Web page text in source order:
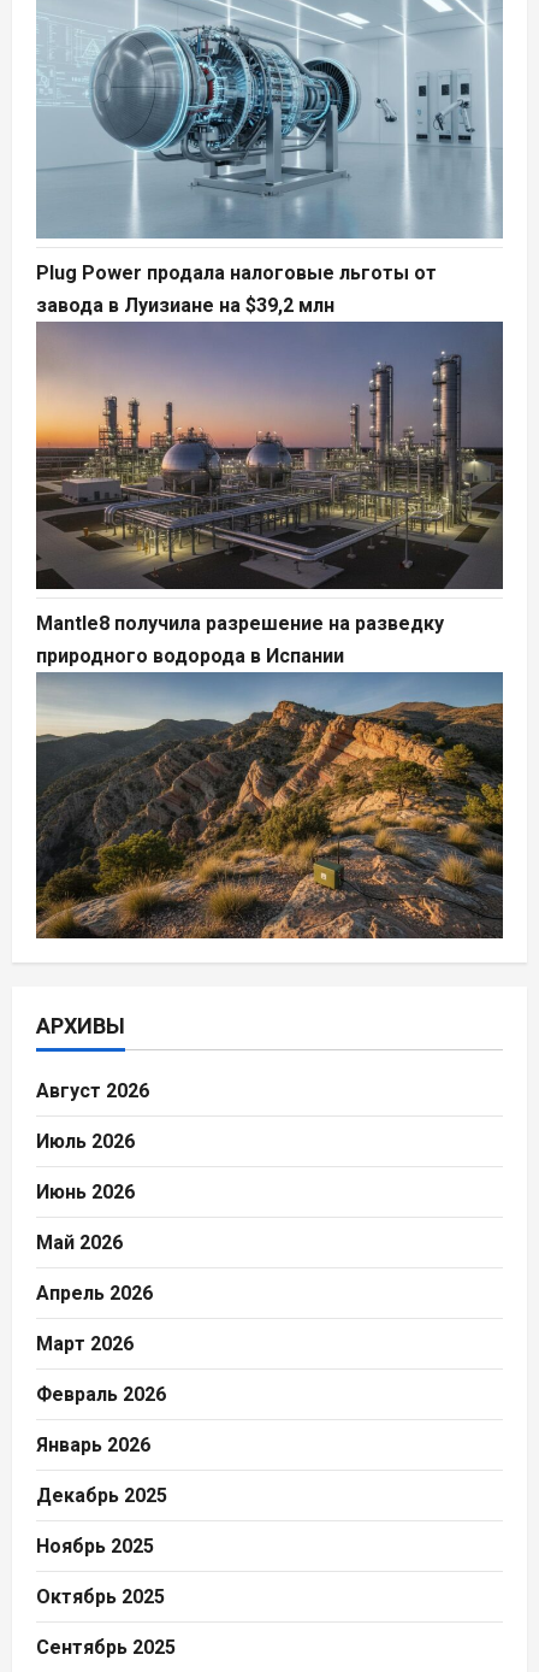
Plug Power продала налоговые льготы от
завода в Луизиане на $39,2 млн
Mantle8 получила разрешение на разведку
природного водорода в Испании
АРХИВЫ
Август 2026
Июль 2026
Июнь 2026
Май 2026
Апрель 2026
Март 2026
Февраль 2026
Январь 2026
Декабрь 2025
Ноябрь 2025
Октябрь 2025
Сентябрь 2025